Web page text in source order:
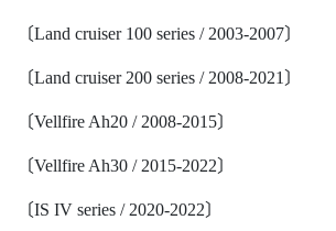
〔Land cruiser 100 series / 2003-2007〕
〔Land cruiser 200 series / 2008-2021〕
〔Vellfire Ah20 / 2008-2015〕
〔Vellfire Ah30 / 2015-2022〕
〔IS IV series / 2020-2022〕